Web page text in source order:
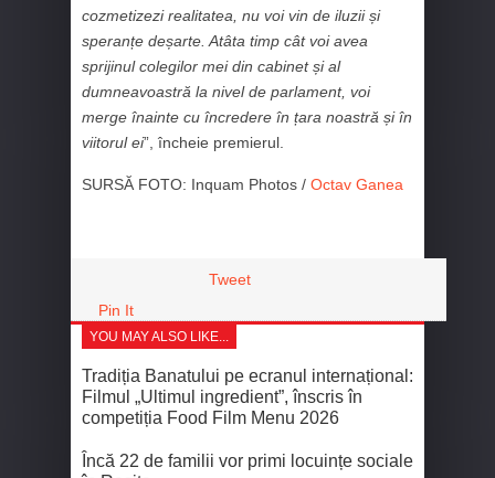
cozmetizezi realitatea, nu voi vin de iluzii și
speranțe deșarte. Atâta timp cât voi avea
sprijinul colegilor mei din cabinet și al
dumneavoastră la nivel de parlament, voi
merge înainte cu încredere în țara noastră și în
viitorul ei”, încheie premierul.
SURSĂ FOTO: Inquam Photos / Octav Ganea
Tweet
Pin It
YOU MAY ALSO LIKE...
Tradiția Banatului pe ecranul internațional:
Filmul „Ultimul ingredient”, înscris în
competiția Food Film Menu 2026
Încă 22 de familii vor primi locuințe sociale